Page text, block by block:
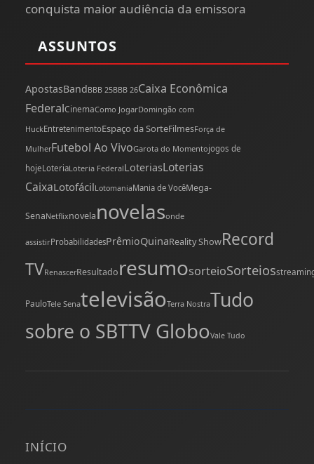
conquista maior audiência da emissora
ASSUNTOS
ApostasBandBBB 25BBB 26Caixa Econômica
FederalCinemaComo JogarDomingão com
HuckEntretenimentoEspaço da SorteFilmesForça de
MulherFutebol Ao VivoGarota do Momentojogos de
hojeLoteriaLoteria FederalLoteriasLoterias
CaixaLotofácilLotomaniaMania de VocêMega-
SenaNetflixnovelanovelasonde
assistirProbabilidadesPrêmioQuinaReality ShowRecord
TVRenascerResultadoresumosorteioSorteios
PauloTele SenatelevisãoTerra NostraTudo
sobre o SBTTV GloboVale Tudo
INÍCIO